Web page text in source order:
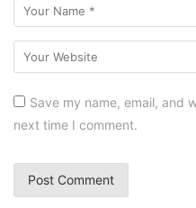
Save my name, email, and
next time I comment.